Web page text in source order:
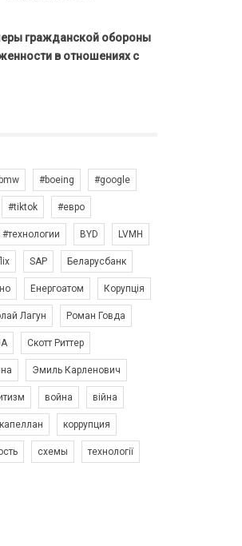
гражданской обороны
в отношениях с
#boeing #google
#tiktok #евро
#технологии BYD LVMH
SAP Беларусбанк
Енергоатом Корупція
Лагун Роман Говда
Скотт Риттер
Эмиль Карленович
война війна
капеллан коррупция
схемы технології